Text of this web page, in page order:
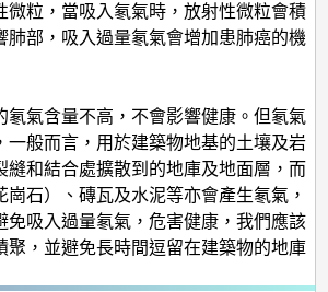
微粒，當吸入氡氣時，放射性微粒會積
部，吸入過量氡氣會增加患肺癌的機
氡氣含量不高，不會影響健康。但氡氣
一般而言，用於建築物地基的土壤及岩
和結合處擴散到的地庫及地面層，而
石）、磚瓦及水泥等亦會產生氡氣，
免吸入過量氡氣，危害健康，我們應該
聚，並避免長時間逗留在建築物的地庫